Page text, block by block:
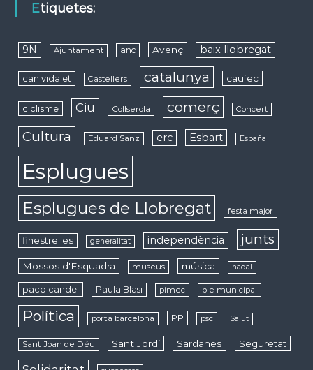
Etiquetes:
9N Ajuntament anc Avenç baix llobregat
can vidalet Castellers catalunya caufec
ciclisme Ciu Collserola comerç Concert
Cultura Eduard Sanz erc Esbart España
Esplugues
Esplugues de Llobregat festa major
finestrelles generalitat independència junts
Mossos d'Esquadra museus música nadal
paco candel Paula Blasi pimec ple municipal
Política porta barcelona PP psc Salut
Sant Joan de Déu Sant Jordi Sardanes Seguretat